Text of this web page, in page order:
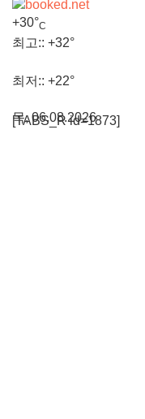
금, 07.08.2026
+30°C
최고:: +32°
최저:: +22°
목, 06.08.2026
[TABS_R id=1873]